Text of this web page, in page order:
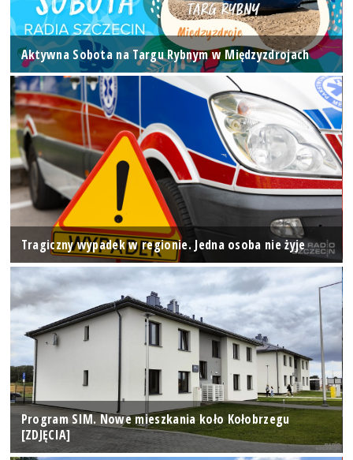
Aktywna Sobota na Targu Rybnym w Międzyzdrojach
Tragiczny wypadek w regionie. Jedna osoba nie żyje
Program SIM. Nowe mieszkania koło Kołobrzegu
[ZDJĘCIA]